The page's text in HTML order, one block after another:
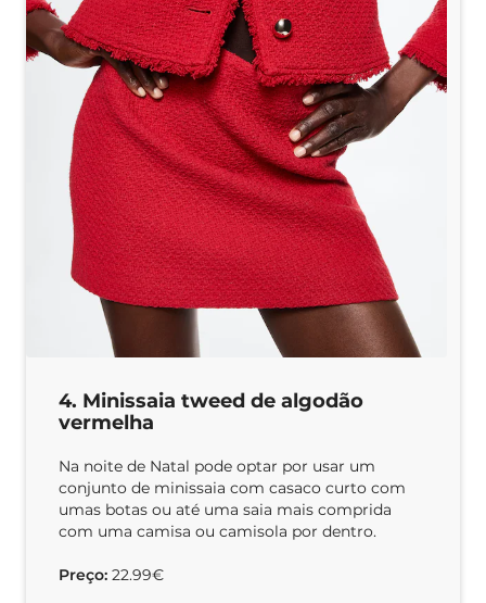
4. Minissaia tweed de algodão
vermelha
Na noite de Natal pode optar por usar um
conjunto de minissaia com casaco curto com
umas botas ou até uma saia mais comprida
com uma camisa ou camisola por dentro.
Preço: 22.99€